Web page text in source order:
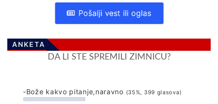
Pošalji vest ili oglas
ANKETA
DA LI STE SPREMILI ZIMNICU?
-Bože kakvo pitanje,naravno (35%, 399 glasova)